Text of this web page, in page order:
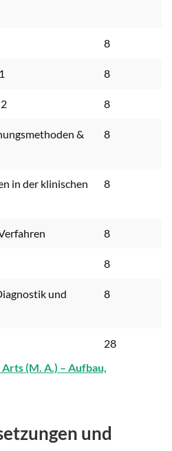
8
8
8
&
8
in der klinischen
8
8
8
und
8
28
(M. A.) – Aufbau,
und